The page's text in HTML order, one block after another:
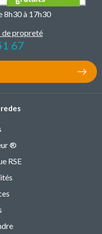
8h30 à 17h30
de propreté
67
®
RSE